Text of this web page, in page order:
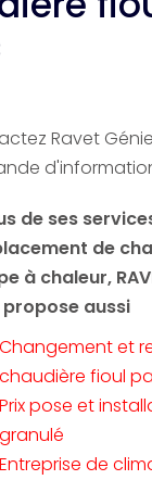
Ravet
de ses
de
à chaleur,
aussi
Changement et
chaudière fioul
Prix pose et
granulé
Entreprise de